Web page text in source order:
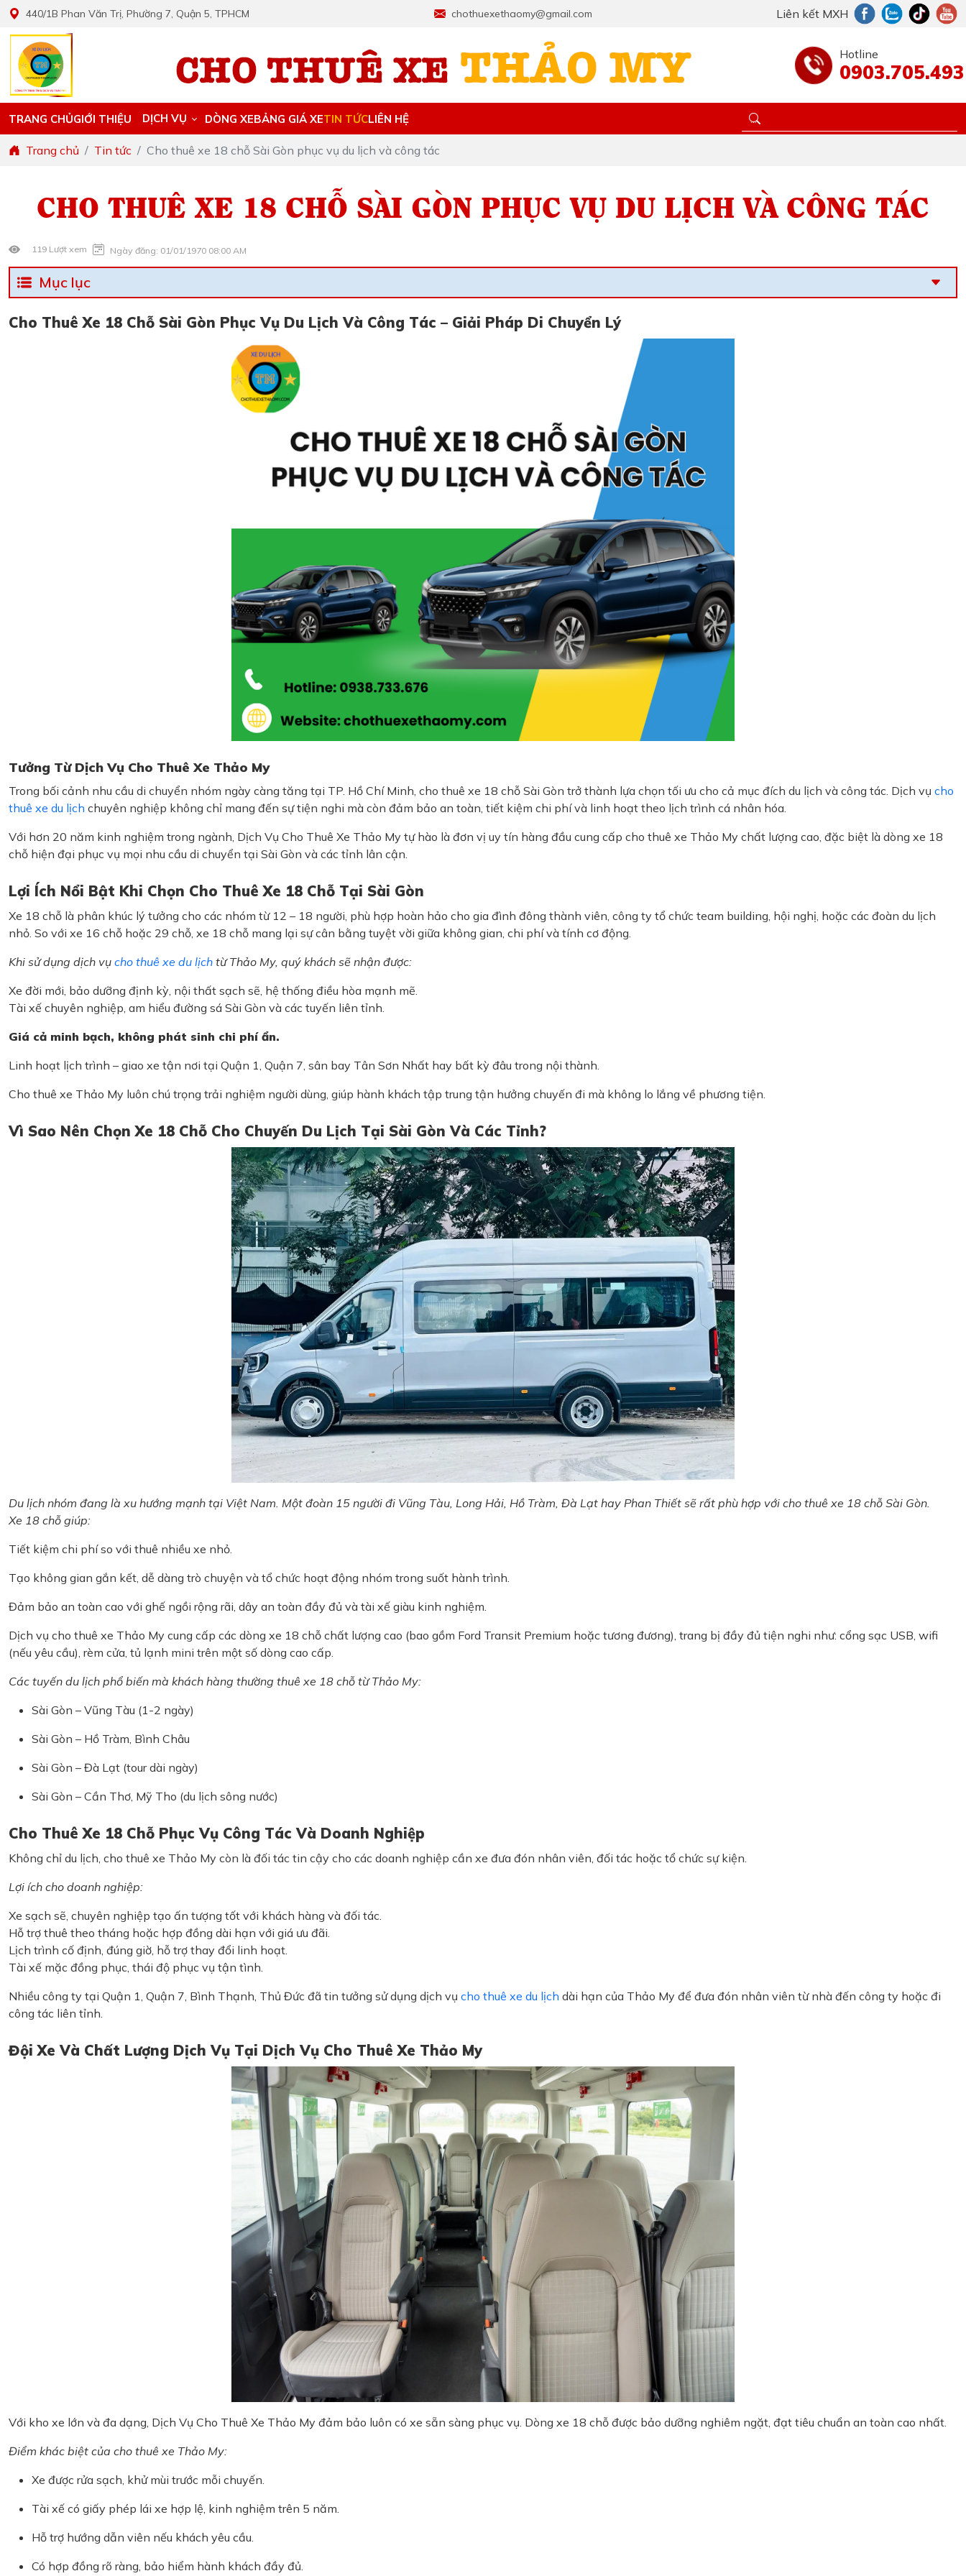
440/1B Phan Văn Trị, Phường 7, Quận 5, TPHCM chothuexethaomy@gmail.com Liên kết MXH
Hotline
0903.705.493
TRANG CHỦGIỚI THIỆU DỊCH VỤ DÒNG XEBẢNG GIÁ XETIN TỨCLIÊN HỆ
Trang chủ Tin tức Cho thuê xe 18 chỗ Sài Gòn phục vụ du lịch và công tác
CHO THUÊ XE 18 CHỖ SÀI GÒN PHỤC VỤ DU LỊCH VÀ CÔNG TÁC
119 Lượt xem Ngày đăng: 01/01/1970 08:00 AM
Mục lục
Cho Thuê Xe 18 Chỗ Sài Gòn Phục Vụ Du Lịch Và Công Tác – Giải Pháp Di Chuyển Lý
Tưởng Từ Dịch Vụ Cho Thuê Xe Thảo My
Trong bối cảnh nhu cầu di chuyển nhóm ngày càng tăng tại TP. Hồ Chí Minh, cho thuê xe 18 chỗ Sài Gòn trở thành lựa chọn tối ưu cho cả mục đích du lịch và công tác. Dịch vụ cho
thuê xe du lịch chuyên nghiệp không chỉ mang đến sự tiện nghi mà còn đảm bảo an toàn, tiết kiệm chi phí và linh hoạt theo lịch trình cá nhân hóa.
Với hơn 20 năm kinh nghiệm trong ngành, Dịch Vụ Cho Thuê Xe Thảo My tự hào là đơn vị uy tín hàng đầu cung cấp cho thuê xe Thảo My chất lượng cao, đặc biệt là dòng xe 18
chỗ hiện đại phục vụ mọi nhu cầu di chuyển tại Sài Gòn và các tỉnh lân cận.
Lợi Ích Nổi Bật Khi Chọn Cho Thuê Xe 18 Chỗ Tại Sài Gòn
Xe 18 chỗ là phân khúc lý tưởng cho các nhóm từ 12 – 18 người, phù hợp hoàn hảo cho gia đình đông thành viên, công ty tổ chức team building, hội nghị, hoặc các đoàn du lịch
nhỏ. So với xe 16 chỗ hoặc 29 chỗ, xe 18 chỗ mang lại sự cân bằng tuyệt vời giữa không gian, chi phí và tính cơ động.
Khi sử dụng dịch vụ cho thuê xe du lịch từ Thảo My, quý khách sẽ nhận được:
Xe đời mới, bảo dưỡng định kỳ, nội thất sạch sẽ, hệ thống điều hòa mạnh mẽ.
Tài xế chuyên nghiệp, am hiểu đường sá Sài Gòn và các tuyến liên tỉnh.
Giá cả minh bạch, không phát sinh chi phí ẩn.
Linh hoạt lịch trình – giao xe tận nơi tại Quận 1, Quận 7, sân bay Tân Sơn Nhất hay bất kỳ đâu trong nội thành.
Cho thuê xe Thảo My luôn chú trọng trải nghiệm người dùng, giúp hành khách tập trung tận hưởng chuyến đi mà không lo lắng về phương tiện.
Vì Sao Nên Chọn Xe 18 Chỗ Cho Chuyến Du Lịch Tại Sài Gòn Và Các Tỉnh?
Du lịch nhóm đang là xu hướng mạnh tại Việt Nam. Một đoàn 15 người đi Vũng Tàu, Long Hải, Hồ Tràm, Đà Lạt hay Phan Thiết sẽ rất phù hợp với cho thuê xe 18 chỗ Sài Gòn.
Xe 18 chỗ giúp:
Tiết kiệm chi phí so với thuê nhiều xe nhỏ.
Tạo không gian gắn kết, dễ dàng trò chuyện và tổ chức hoạt động nhóm trong suốt hành trình.
Đảm bảo an toàn cao với ghế ngồi rộng rãi, dây an toàn đầy đủ và tài xế giàu kinh nghiệm.
Dịch vụ cho thuê xe Thảo My cung cấp các dòng xe 18 chỗ chất lượng cao (bao gồm Ford Transit Premium hoặc tương đương), trang bị đầy đủ tiện nghi như: cổng sạc USB, wifi
(nếu yêu cầu), rèm cửa, tủ lạnh mini trên một số dòng cao cấp.
Các tuyến du lịch phổ biến mà khách hàng thường thuê xe 18 chỗ từ Thảo My:
Sài Gòn – Vũng Tàu (1-2 ngày)
Sài Gòn – Hồ Tràm, Bình Châu
Sài Gòn – Đà Lạt (tour dài ngày)
Sài Gòn – Cần Thơ, Mỹ Tho (du lịch sông nước)
Cho Thuê Xe 18 Chỗ Phục Vụ Công Tác Và Doanh Nghiệp
Không chỉ du lịch, cho thuê xe Thảo My còn là đối tác tin cậy cho các doanh nghiệp cần xe đưa đón nhân viên, đối tác hoặc tổ chức sự kiện.
Lợi ích cho doanh nghiệp:
Xe sạch sẽ, chuyên nghiệp tạo ấn tượng tốt với khách hàng và đối tác.
Hỗ trợ thuê theo tháng hoặc hợp đồng dài hạn với giá ưu đãi.
Lịch trình cố định, đúng giờ, hỗ trợ thay đổi linh hoạt.
Tài xế mặc đồng phục, thái độ phục vụ tận tình.
Nhiều công ty tại Quận 1, Quận 7, Bình Thạnh, Thủ Đức đã tin tưởng sử dụng dịch vụ cho thuê xe du lịch dài hạn của Thảo My để đưa đón nhân viên từ nhà đến công ty hoặc đi
công tác liên tỉnh.
Đội Xe Và Chất Lượng Dịch Vụ Tại Dịch Vụ Cho Thuê Xe Thảo My
Với kho xe lớn và đa dạng, Dịch Vụ Cho Thuê Xe Thảo My đảm bảo luôn có xe sẵn sàng phục vụ. Dòng xe 18 chỗ được bảo dưỡng nghiêm ngặt, đạt tiêu chuẩn an toàn cao nhất.
Điểm khác biệt của cho thuê xe Thảo My:
Xe được rửa sạch, khử mùi trước mỗi chuyến.
Tài xế có giấy phép lái xe hợp lệ, kinh nghiệm trên 5 năm.
Hỗ trợ hướng dẫn viên nếu khách yêu cầu.
Có hợp đồng rõ ràng, bảo hiểm hành khách đầy đủ.